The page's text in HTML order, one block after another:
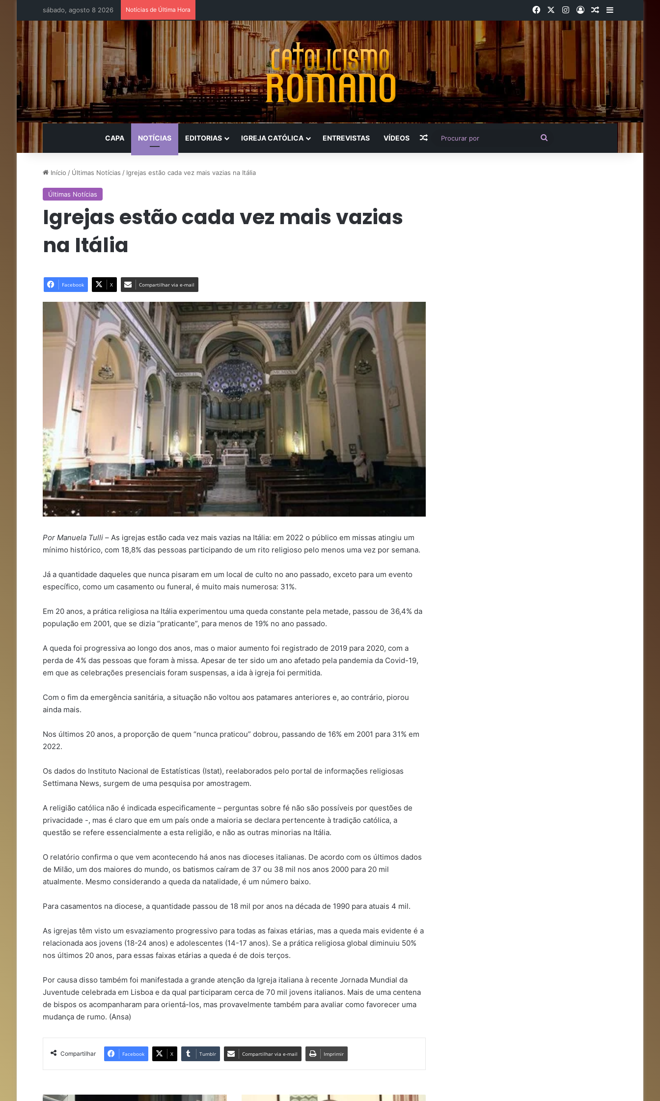
sábado, agosto 8 2026 Notícias de Última Hora FacebookInstagram
EntrarArtigo aleatório
Barra
CAPA NOTÍCIAS EDITORIAS IGREJA CATÓLICA ENTREVISTAS VÍDEOS Artigo aleatório
por
Início / Últimas Notícias / Igrejas estão cada vez mais vazias na Itália
Últimas Notícias
Igrejas estão cada vez mais vazias
na Itália
Facebook X Compartilhar via e-mail
Por Manuela Tulli –As igrejas estão cada vez mais vazias na Itália: em 2022 o público em missas atingiu um
mínimo histórico, com 18,8% das pessoas participando de um rito religioso pelo menos uma vez por semana.
Já a quantidade daqueles que nunca pisaram em um local de culto no ano passado, exceto para um evento
específico, como um casamento ou funeral, é muito mais numerosa: 31%.
Em 20 anos, a prática religiosa na Itália experimentou uma queda constante pela metade, passou de 36,4% da
população em 2001, que se dizia “praticante”, para menos de 19% no ano passado.
A queda foi progressiva ao longo dos anos, mas o maior aumento foi registrado de 2019 para 2020, com a
perda de 4% das pessoas que foram à missa. Apesar de ter sido um ano afetado pela pandemia da Covid-19,
em que as celebrações presenciais foram suspensas, a ida à igreja foi permitida.
Com o fim da emergência sanitária, a situação não voltou aos patamares anteriores e, ao contrário, piorou
ainda mais.
Nos últimos 20 anos, a proporção de quem “nunca praticou” dobrou, passando de 16% em 2001 para 31% em
2022.
Os dados do Instituto Nacional de Estatísticas (Istat), reelaborados pelo portal de informações religiosas
Settimana News, surgem de uma pesquisa por amostragem.
A religião católica não é indicada especificamente – perguntas sobre fé não são possíveis por questões de
privacidade -, mas é claro que em um país onde a maioria se declara pertencente à tradição católica, a
questão se refere essencialmente a esta religião, e não as outras minorias na Itália.
O relatório confirma o que vem acontecendo há anos nas dioceses italianas. De acordo com os últimos dados
de Milão, um dos maiores do mundo, os batismos caíram de 37 ou 38 mil nos anos 2000 para 20 mil
atualmente. Mesmo considerando a queda da natalidade, é um número baixo.
Para casamentos na diocese, a quantidade passou de 18 mil por anos na década de 1990 para atuais 4 mil.
As igrejas têm visto um esvaziamento progressivo para todas as faixas etárias, mas a queda mais evidente é a
relacionada aos jovens (18-24 anos) e adolescentes (14-17 anos). Se a prática religiosa global diminuiu 50%
nos últimos 20 anos, para essas faixas etárias a queda é de dois terços.
Por causa disso também foi manifestada a grande atenção da Igreja italiana à recente Jornada Mundial da
Juventude celebrada em Lisboa e da qual participaram cerca de 70 mil jovens italianos. Mais de uma centena
de bispos os acompanharam para orientá-los, mas provavelmente também para avaliar como favorecer uma
mudança de rumo. (Ansa)
Compartilhar Facebook X Tumblr Compartilhar via e-mail Imprimir